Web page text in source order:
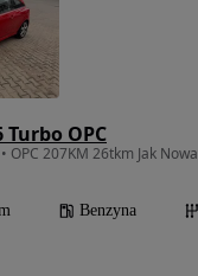
Turbo OPC
OPC 207KM 26tkm Jak Nowa
Benzyna